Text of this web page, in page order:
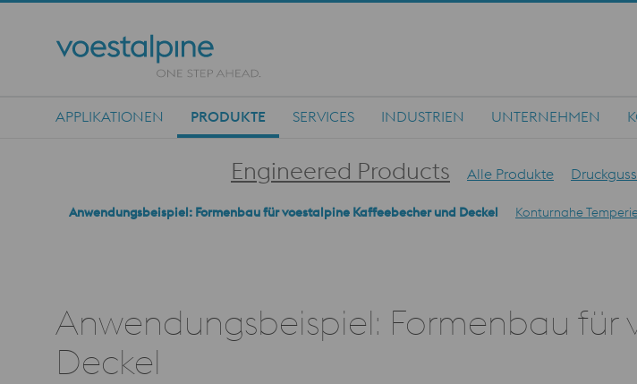
APPLIKATIONEN PRODUKTE SERVICES INDUSTRIEN UNTERNEHMEN
Engineered Products Alle Produkte Druckguss
Anwendungsbeispiel: Formenbau für voestalpine Kaffeebecher und Deckel Konturnahe
Anwendungsbeispiel: Formenbau
Deckel